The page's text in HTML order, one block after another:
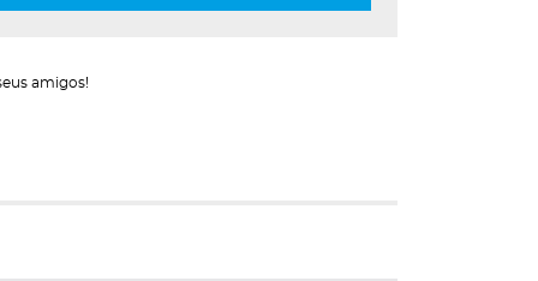
amigos!